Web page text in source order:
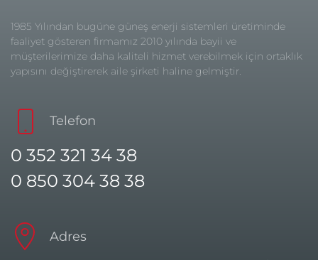
1985 Yılından bugüne güneş enerji sistemleri üretiminde
faaliyet gösteren firmamız 2010 yılında bayii ve
müşterilerimize daha kaliteli hizmet verebilmek için ortaklık
yapısını değiştirerek aile şirketi haline gelmiştir.
Telefon
0 352 321 34 38
0 850 304 38 38
Adres